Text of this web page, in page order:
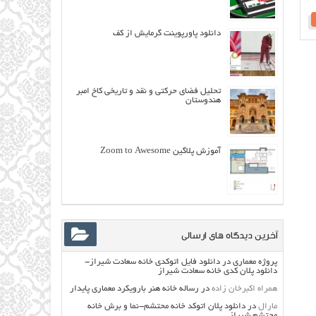
دانلود پاورپوینت گرمایش از کف
تحلیل فضای حرکتی و نقد و تاریخی كاخ امبر
هندوستان
آموزش پلاگین Zoom to Awesome
آخرین دیدگاه های ارسالی
پروژه معماری دردانلود فایل اتوکدی خانه سعادت شیراز-
دانلود پلان کدی خانه سعادت شیراز
همراه اکبرخان زاده در رساله خانه هنر بارویکرد معماری پایدار
مارال دردانلود پلان اتوکد خانه محتشم-نما و برش خانه